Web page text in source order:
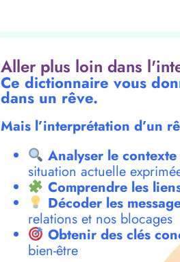
Aller plus loin dans
Ce dictionnaire vous
dans un rêve.
Mais l’interprétation d’un
Analyser le
situation actuelle
Comprendre les
Décoder les
relations et nos blocages
Obtenir des clés
bien-être